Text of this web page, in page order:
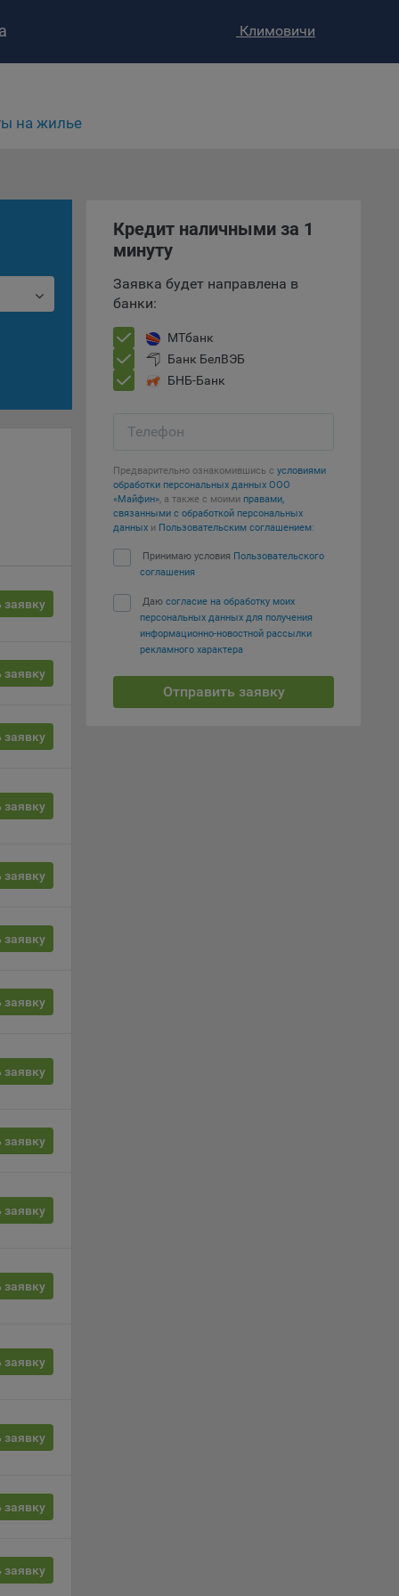
Климовичи
на жилье
заявку
заявку
заявку
заявку
заявку
заявку
заявку
заявку
заявку
заявку
заявку
заявку
заявку
заявку
заявку
Кредит наличными за 1
минуту
Заявка будет направлена в
банки:
МТбанк
Банк БелВЭБ
БНБ-Банк
Телефон
Предварительно ознакомившись с условиями
обработки персональных данных ООО
«Майфин», а также с моими правами,
связанными с обработкой персональных
данных и Пользовательским соглашением:
Принимаю условия Пользовательского
соглашения
Даю согласие на обработку моих
персональных данных для получения
информационно-новостной рассылки
рекламного характера
Отправить заявку